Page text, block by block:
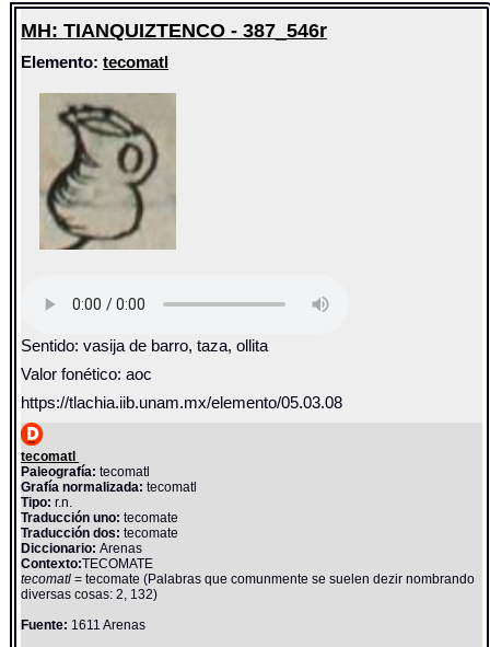
MH: TIANQUIZTENCO - 387_546r
Elemento:tecomatl
Sentido: vasija de barro, taza, ollita
Valor fonético: aoc
https://tlachia.iib.unam.mx/elemento/05.03.08
tecomatl
Paleografía: tecomatl
Grafía normalizada: tecomatl
Tipo: r.n.
Traducción uno: tecomate
Traducción dos: tecomate
Diccionario:Arenas
Contexto:TECOMATE
tecomatl= tecomate (Palabras que comunmente se suelen dezir nombrando
diversas cosas: 2, 132)
Fuente: 1611 Arenas